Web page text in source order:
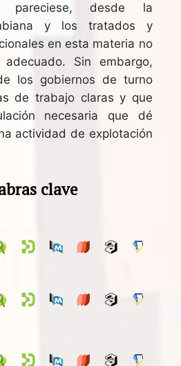
pareciese, desde la
y los tratados y
en esta materia no
Sin embargo,
los gobiernos de turno
de trabajo claras y que
necesaria que dé
actividad de explotación
clave